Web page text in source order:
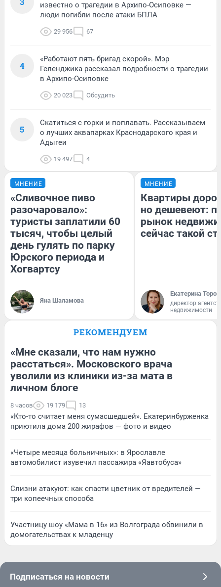
известно о трагедии в Архипо-Осиповке —
люди погибли после атаки БПЛА
29 956 67
4
«Работают пять бригад скорой». Мэр
Геленджика рассказал подробности о трагедии
в Архипо-Осиповке
20 023 Обсудить
5
Скатиться с горки и поплавать. Рассказываем
о лучших аквапарках Краснодарского края и
Адыгеи
19 497 4
МНЕНИЕ
«Сливочное пиво
разочаровало»:
туристы заплатили 60
тысяч, чтобы целый
день гулять по парку
Юрского периода и
Хогвартсу
Яна Шаламова
МНЕНИЕ
Квартиры
но дешевеют:
рынок
сейчас такой
Екатерина
директор
недвижимости
РЕКОМЕНДУЕМ
«Мне сказали, что нам нужно
расстаться». Московского врача
уволили из клиники из-за мата в
личном блоге
8 часов 19 179 13
«Кто-то считает меня сумасшедшей». Екатеринбурженка
приютила дома 200 жирафов — фото и видео
«Четыре месяца больничных»: в Ярославле
автомобилист изувечил пассажира «Яавтобуса»
Слизни атакуют: как спасти цветник от вредителей —
три копеечных способа
Участницу шоу «Мама в 16» из Волгограда обвинили в
домогательствах к младенцу
Подписаться на новости